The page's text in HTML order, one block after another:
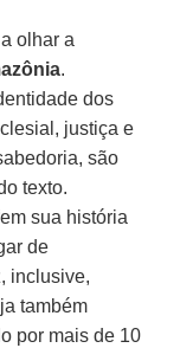
olhar a
.
dos
justiça e
são
texto.
sua história
de
inclusive,
também
por mais de 10